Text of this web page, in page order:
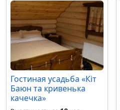
Гостиная усадьба «Кіт
Баюн та кривенька
качечка»